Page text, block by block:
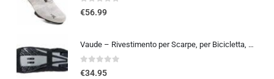
0out of 5
€56.99
Vaude – Rivestimento per Scarpe, per Bicicletta, Gaiter
0out of 5
€34.95